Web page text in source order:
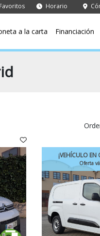
Favoritos Horario
a la carta Financiación
¡VEHÍCULO EN
Oferta